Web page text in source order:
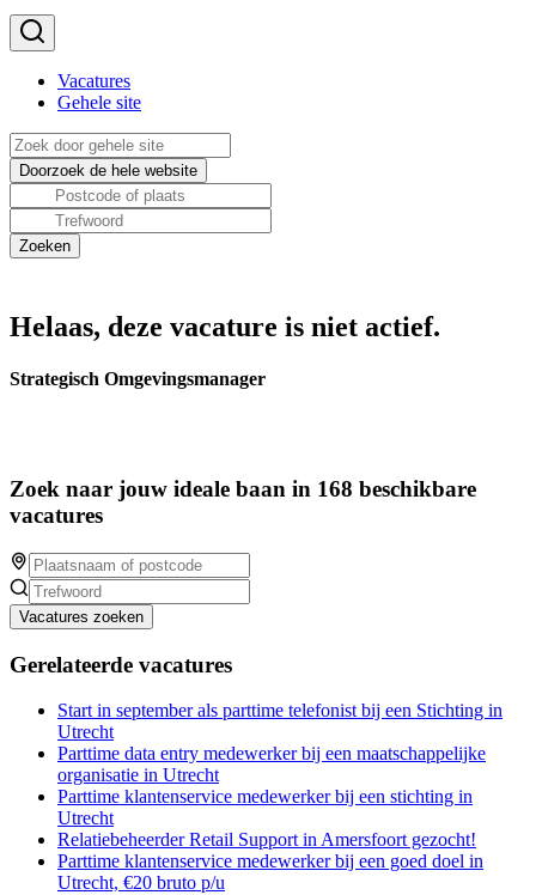
Vacatures
Gehele site
Helaas, deze vacature is niet actief.
Strategisch Omgevingsmanager
Zoek naar jouw ideale baan in 168 beschikbare
vacatures
Vacatures zoeken
Gerelateerde vacatures
Start in september als parttime telefonist bij een Stichting in
Utrecht
Parttime data entry medewerker bij een maatschappelijke
organisatie in Utrecht
Parttime klantenservice medewerker bij een stichting in
Utrecht
Relatiebeheerder Retail Support in Amersfoort gezocht!
Parttime klantenservice medewerker bij een goed doel in
Utrecht, €20 bruto p/u